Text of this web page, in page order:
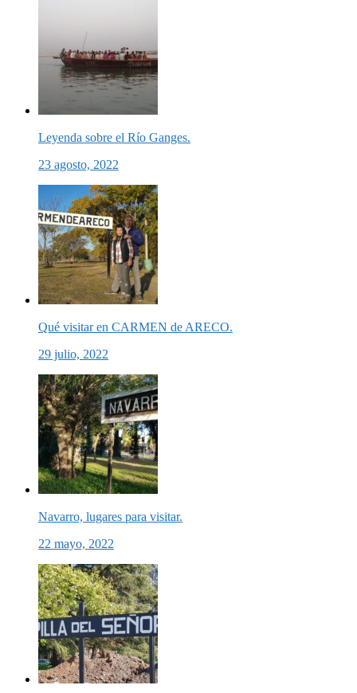
Leyenda sobre el Río Ganges.
23 agosto, 2022
Qué visitar en CARMEN de ARECO.
29 julio, 2022
Navarro, lugares para visitar.
22 mayo, 2022